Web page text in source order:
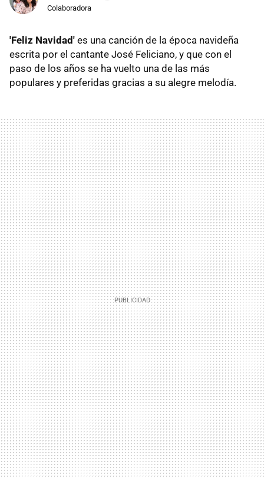
Colaboradora
'Feliz Navidad' es una canción de la época navideña
escrita por el cantante José Feliciano, y que con el
paso de los años se ha vuelto una de las más
populares y preferidas gracias a su alegre melodía.